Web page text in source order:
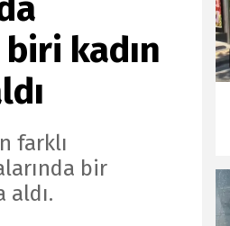
kadın
farklı
bir
aldı.